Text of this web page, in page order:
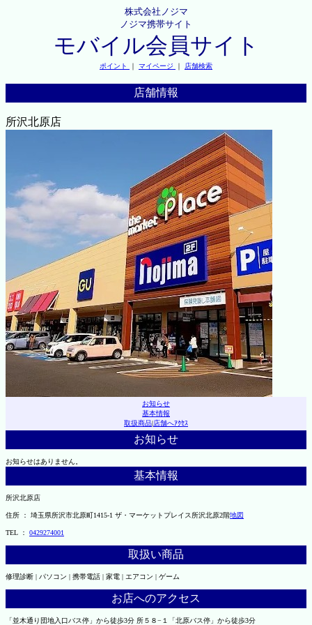
株式会社ノジマ
ノジマ携帯サイト
モバイル会員サイト
ポイント ｜ マイページ ｜ 店舗検索
店舗情報
所沢北原店
お知らせ
基本情報
取扱商品|店舗へｱｸｾｽ
お知らせ
お知らせはありません。
基本情報
所沢北原店
住所 ： 埼玉県所沢市北原町1415-1 ザ・マーケットプレイス所沢北原2階地図
TEL ： 0429274001
取扱い商品
修理診断 | パソコン | 携帯電話 | 家電 | エアコン | ゲーム
お店へのアクセス
「並木通り団地入口バス停」から徒歩3分 所５８−１「北原バス停」から徒歩3分